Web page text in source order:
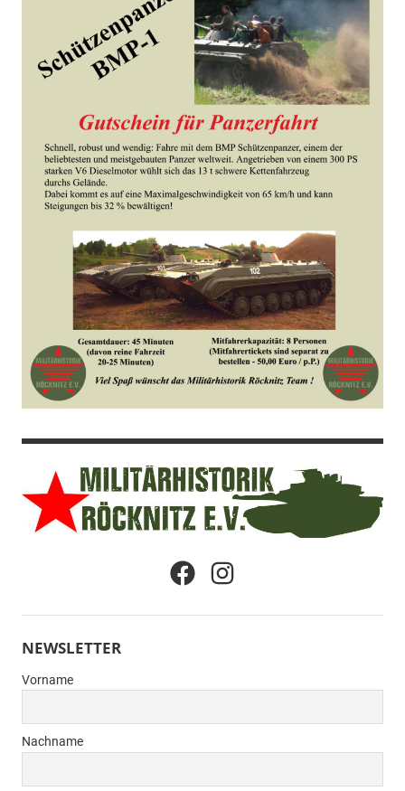
Militärhistorik
Röcknitz
e.V.
MenüeintragMenüeintrag
NEWSLETTER
Vorname
Nachname